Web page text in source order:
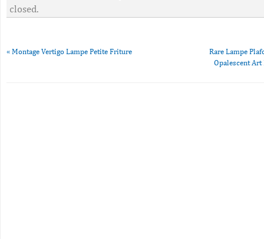
closed.
« Montage Vertigo Lampe Petite Friture
Rare Lampe
Opalescent